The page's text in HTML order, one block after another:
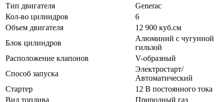
Тип двигателя
Generac
Кол-во цилиндров
6
Объем двигателя
12 900 куб.см
Блок цилиндров
Алюминий с чугунной
гильзой
Расположение клапонов
V-образный
Способ запуска
Электростарт/
Автоматический
Стартер
12 В постоянного тока
Вид топлива
Природный газ